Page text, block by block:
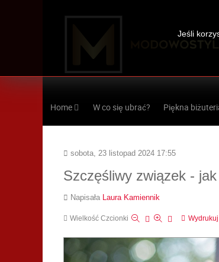
Home W co się ubrać? Piękna
sobota, 23 listopad 2024 17:55
Szczęśliwy związek -
Napisała Laura Kamiennik
Wielkość Czcionki Wydrukuj
Jeśli